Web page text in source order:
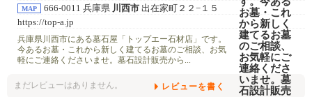
MAP 666-0011 兵庫県 川西市 出在家町２２−１５
https://top-a.jp
兵庫県川西市にある墓石屋「トップエー石材店」です。
今あるお墓・これから新しく建てるお墓のご相談、お気
軽にご連絡くださいませ。墓石設計販売から...
まだレビューはありません。 レビューを書く